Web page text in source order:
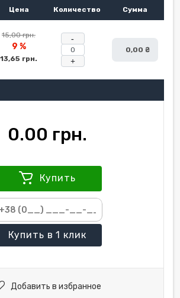
Цена Количество Сумма
15,00 грн.
9 %
13,65 грн. +
0,00 ₴
0.00 грн.
Купить
Купить в 1 клик
Добавить в избранное